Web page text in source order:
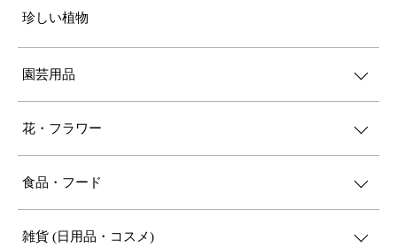
珍しい植物
園芸用品
花・フラワー
食品・フード
雑貨 (日用品・コスメ)